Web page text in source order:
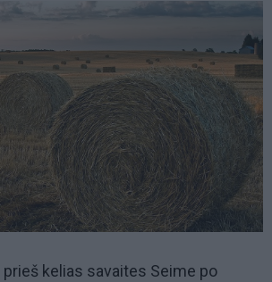
prieš kelias savaites Seime po